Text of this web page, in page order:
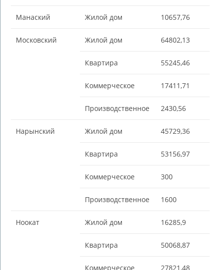
Манаский Жилой дом 10657,76
Московский Жилой дом 64802,13
Квартира 55245,46
Коммерческое 17411,71
Производственное 2430,56
Нарынский Жилой дом 45729,36
Квартира 53156,97
Коммерческое 300
Производственное 1600
Ноокат Жилой дом 16285,9
Квартира 50068,87
Коммерческое 27821,48